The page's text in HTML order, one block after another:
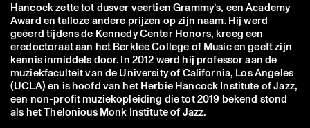
Hancock zette tot dusver veertien Grammy’s, een Academy
Award en talloze andere prijzen op zijn naam. Hij werd
geëerd tijdens de Kennedy Center Honors, kreeg een
eredoctoraat aan het Berklee College of Music en geeft zijn
kennis inmiddels door. In 2012 werd hij professor aan de
muziekfaculteit van de University of California, Los Angeles
(UCLA) en is hoofd van het Herbie Hancock Institute of Jazz,
een non-profit muziekopleiding die tot 2019 bekend stond
als het Thelonious Monk Institute of Jazz.